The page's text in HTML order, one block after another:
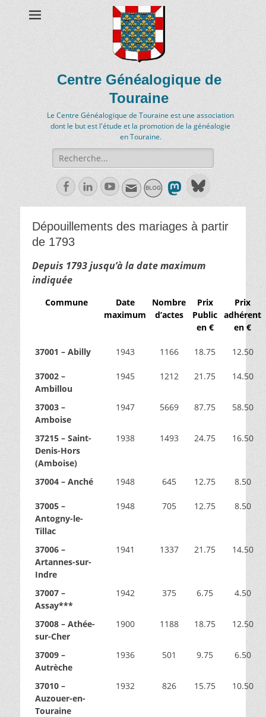
Centre Généalogique de
Touraine
Le Centre Généalogique de Touraine est une association
dont le but est l'étude et la promotion de la généalogie
en Touraine.
Recherche
de:
FacebookLinkedln
Youtube
Dépouillements des mariages à partir
de 1793
Depuis 1793 jusqu’à la date maximum
indiquée
Commune
Date
maximum
Nombre
d’actes
Prix
Public
en €
Prix
adhérent
en €
37001 – Abilly 1943 1166 18.75 12.50
37002 –
Ambillou
1945 1212 21.75 14.50
37003 –
Amboise
1947 5669 87.75 58.50
37215 – Saint-
Denis-Hors
(Amboise)
1938 1493 24.75 16.50
37004 – Anché 1948 645 12.75 8.50
37005 –
Antogny-le-
Tillac
1948 705 12.75 8.50
37006 –
Artannes-sur-
Indre
1941 1337 21.75 14.50
37007 –
Assay***
1942 375 6.75 4.50
37008 – Athée-
sur-Cher
1900 1188 18.75 12.50
37009 –
Autrèche
1936 501 9.75 6.50
37010 –
Auzouer-en-
Touraine
1932 826 15.75 10.50